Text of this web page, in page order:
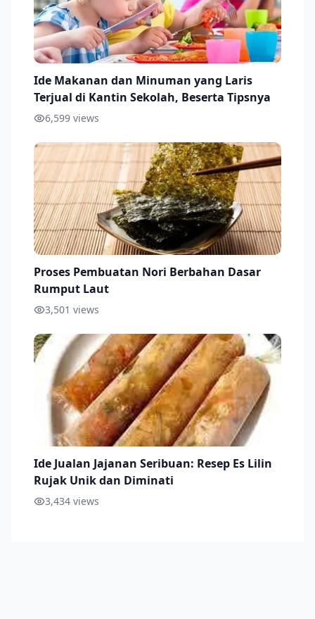
Ide Makanan dan Minuman yang Laris
Terjual di Kantin Sekolah, Beserta Tipsnya
6,599 views
Proses Pembuatan Nori Berbahan Dasar
Rumput Laut
3,501 views
Ide Jualan Jajanan Seribuan: Resep Es Lilin
Rujak Unik dan Diminati
3,434 views